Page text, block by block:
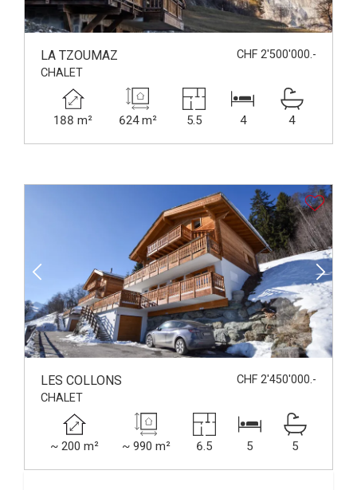
LA TZOUMAZ
CHF 2'500'000.-
CHALET
188 m² 624 m² 5.5 4 4
LES COLLONS
CHF 2'450'000.-
CHALET
~ 200 m² ~ 990 m² 6.5 5 5